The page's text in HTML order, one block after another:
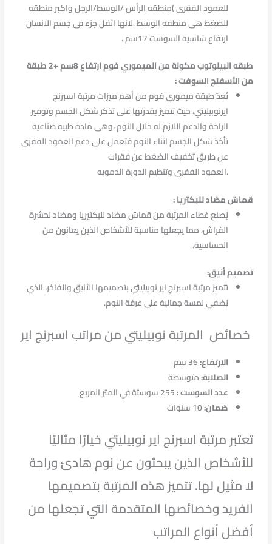
للعمود الفقرى )منطقه الرأس /الوسط/الرجل واكبر منطقه
للضغط هى منطقه الوسط .لانها اثقل جزء فى جسم الانسان
ارتفاع شاسيه السوست 17سم .
طبقه البيلوتوب مكونة من الميموري فوم ارتفاع 8سم +2 طبقة
من الأسفنج السوفت :
تُعدّ طبقة ميموري فوم من أهم ميزات مرتبة اسبرنج
ايرنوبيليتي، حيث تتميز بقدرتها على تذكر شكل الجسم وتوفير
الراحة والدعم اللازم له خلال النوم ،وهى ماده طبيه صناعيه
تأخذ شكل الجسم اثناء النوم فتعمل على دعم العمود الفقرى
عن طريق تخفيف الضغط عن فقرات
.العمود الفقرى وتنظيم الدورة الدمويه
قماش مضاد للبكتريا :
يُصنع غطاء المرتبة من قماش مضاد للبكتيريا ومضاد لحشرة
الفراش، مما يجعلها مناسبة للأشخاص الذين يعانون من
الحساسية.
تصميم أنيق:
تتميز مرتبة اسبرنج اير نوبيليتي بتصميمها الأنيق والفاخر، الذي
يُضفي لمسة جمالية على غرفة النوم.
خصائص المرتبة نوبيليتي من مراتب اسبرنج اير
الارتفاع:36 سم
الصلابة:متوسطة
عدد السوست :255 سوستة في المتر المربع
ضمان:10 سنوات
تعتبر مرتبة اسبرنج اير نوبيليتي خيارًا مثاليًا
للأشخاص الذين يبحثون عن نوم هادئ وراحة
لا مثيل لها. تتميز هذه المرتبة بتصميمها
الفريد وخصائصها المتقدمة التي تجعلها من
أفضل أنواع المراتب